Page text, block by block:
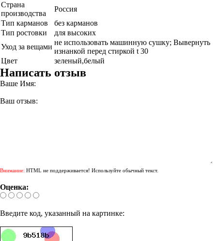
Страна
производства
Россия
Тип карманов
без карманов
Тип ростовки
для высоких
Уход за вещами
не использовать машинную сушку; Вывернуть
изнанкой перед стиркой t 30
Цвет
зеленый,белый
Написать отзыв
Ваше Имя:
Ваш отзыв:
Внимание: HTML не поддерживается! Используйте обычный текст.
Оценка:
Введите код, указанный на картинке: